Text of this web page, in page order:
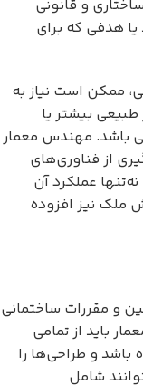
و قانونی
یا هدفی که برای
ممکن است نیاز به
طبیعی بیشتر یا
باشد. مهندس معمار
از فناوری‌های
عملکرد آن
ملک نیز افزوده
و مقررات ساختمانی
باید از تمامی
باشد و طراحی‌ها را
شامل